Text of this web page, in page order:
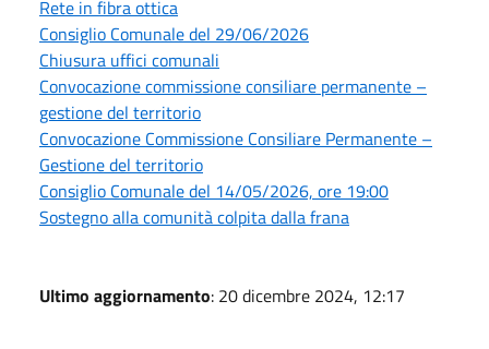
Rete in fibra ottica
Consiglio Comunale del 29/06/2026
Chiusura uffici comunali
Convocazione commissione consiliare permanente –
gestione del territorio
Convocazione Commissione Consiliare Permanente –
Gestione del territorio
Consiglio Comunale del 14/05/2026, ore 19:00
Sostegno alla comunità colpita dalla frana
Ultimo aggiornamento: 20 dicembre 2024, 12:17